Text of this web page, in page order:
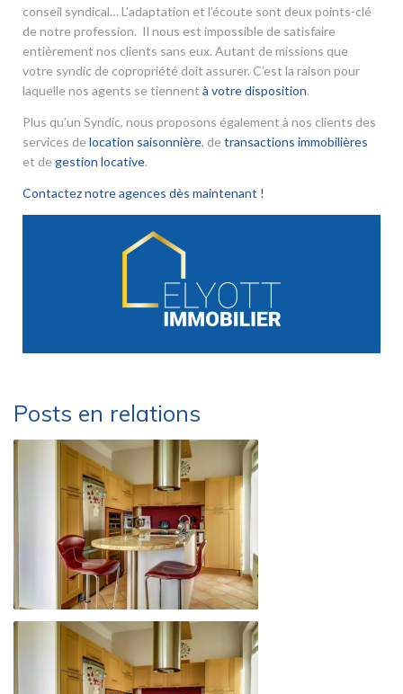
conseil syndical… L’adaptation et l’écoute sont deux points-clé
de notre profession. Il nous est impossible de satisfaire
entièrement nos clients sans eux. Autant de missions que
votre syndic de copropriété doit assurer. C’est la raison pour
laquelle nos agents se tiennent à votre disposition.
Plus qu’un Syndic, nous proposons également à nos clients des
services de location saisonnière, de transactions immobilières
et de gestion locative.
Contactez notre agences dès maintenant !
Posts en relations